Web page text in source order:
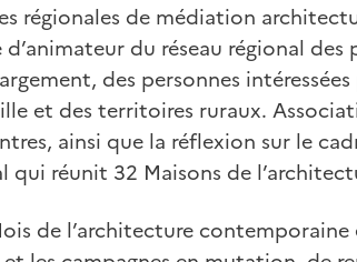
régionales de médiation
du réseau régional des
des personnes
et des territoires ruraux.
ainsi que la réflexion sur le
qui réunit 32 Maisons de
de l’architecture